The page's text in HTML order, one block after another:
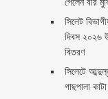
সিলেট
দিবস ২০২৬
বিতরণ ‎ ‎
সিলেটে
গাছপালা